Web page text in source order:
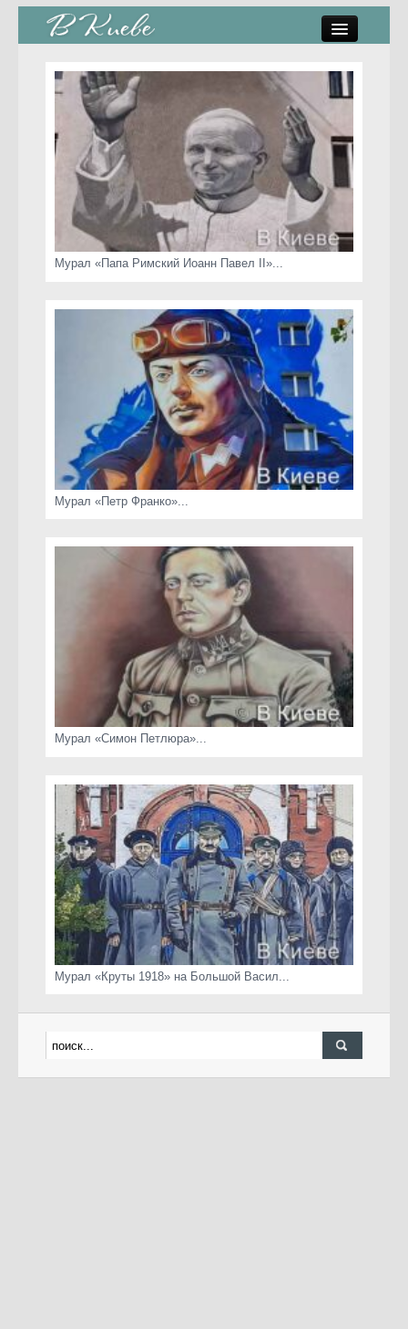
стрит-арт
коты Киева
скамейки
часы Киева
Мурал «Папа Римский Иоанн Павел II»...
Мурал «Петр Франко»...
Мурал «Симон Петлюра»...
Мурал «Круты 1918» на Большой Васил...